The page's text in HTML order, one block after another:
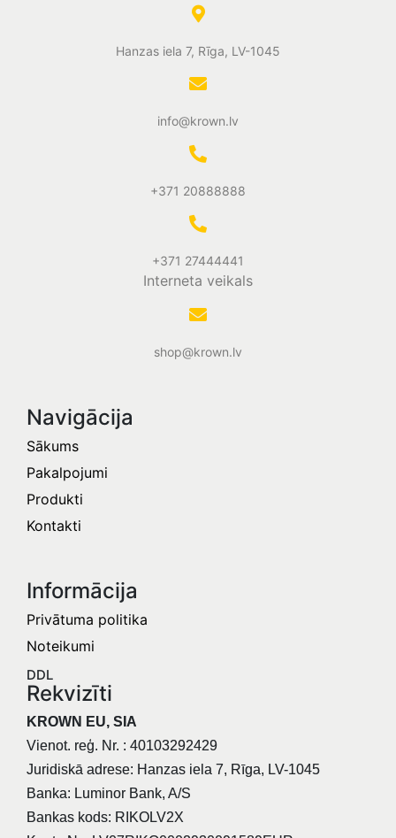
Hanzas iela 7, Rīga, LV-1045
info@krown.lv
+371 20888888
+371 27444441
Interneta veikals
shop@krown.lv
Navigācija
Sākums
Pakalpojumi
Produkti
Kontakti
Informācija​
Privātuma politika
Noteikumi
DDL
Rekvizīti
KROWN EU, SIA
Vienot. reģ. Nr. : 40103292429
Juridiskā adrese: Hanzas iela 7, Rīga, LV-1045
Banka: Luminor Bank, A/S
Bankas kods: RIKOLV2X